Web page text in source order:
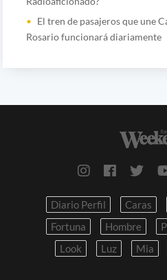
El tren de pasajeros que une
Rosario funcionará diariamente
Diario Perfil Caras
Fortuna
Hombre
Look
Luz Mia